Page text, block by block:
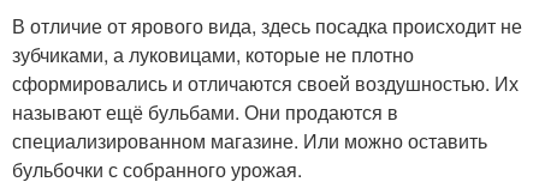
В отличие от ярового вида, здесь посадка происходит не
зубчиками, а луковицами, которые не плотно
сформировались и отличаются своей воздушностью. Их
называют ещё бульбами. Они продаются в
специализированном магазине. Или можно оставить
бульбочки с собранного урожая.